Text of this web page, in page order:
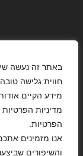
חווית גלישה
מידע הקיים
הפרטיות.
אנו מזמינים
והשיפורים
הצהרת נגישות